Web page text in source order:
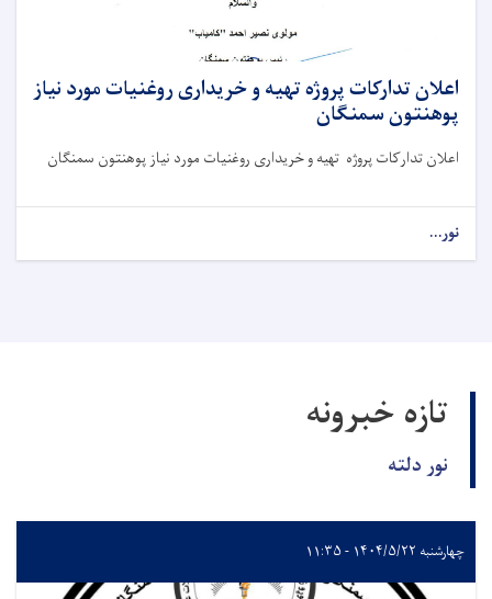
اعلان تدارکات پروژه تهیه و خریداری روغنیات مورد نیاز
پوهنتون سمنگان
اعلان تدارکات پروژه تهیه و خریداری روغنیات مورد نیاز پوهنتون سمنگان
نور...
تازه خبرونه
نور دلته
چهارشنبه ۱۴۰۴/۵/۲۲ - ۱۱:۳۵